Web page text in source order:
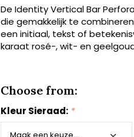
De Identity Vertical Bar
die gemakkelijk te
een initiaal, tekst of
karaat rosé-, wit- en
Choose from:
Kleur Sieraad: *